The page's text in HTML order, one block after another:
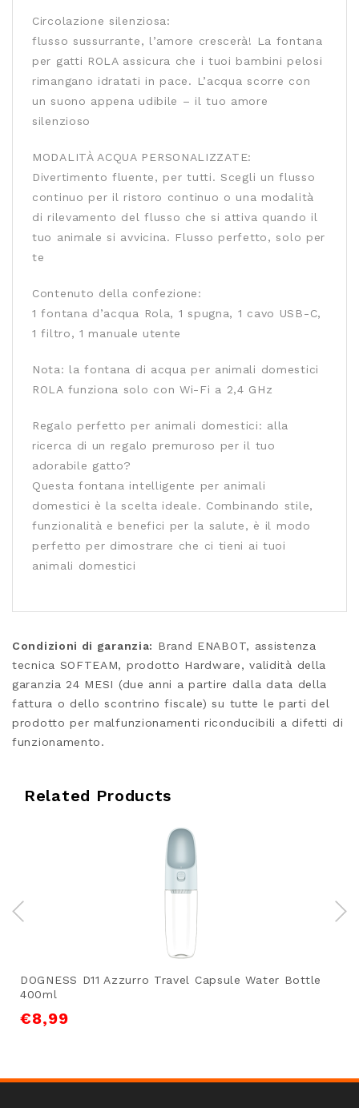
Circolazione silenziosa:
flusso sussurrante, l’amore crescerà! La fontana
per gatti ROLA assicura che i tuoi bambini pelosi
rimangano idratati in pace. L’acqua scorre con
un suono appena udibile – il tuo amore
silenzioso
MODALITÀ ACQUA PERSONALIZZATE:
Divertimento fluente, per tutti. Scegli un flusso
continuo per il ristoro continuo o una modalità
di rilevamento del flusso che si attiva quando il
tuo animale si avvicina. Flusso perfetto, solo per
te
Contenuto della confezione:
1 fontana d’acqua Rola, 1 spugna, 1 cavo USB-C,
1 filtro, 1 manuale utente
Nota: la fontana di acqua per animali domestici
ROLA funziona solo con Wi-Fi a 2,4 GHz
Regalo perfetto per animali domestici: alla
ricerca di un regalo premuroso per il tuo
adorabile gatto?
Questa fontana intelligente per animali
domestici è la scelta ideale. Combinando stile,
funzionalità e benefici per la salute, è il modo
perfetto per dimostrare che ci tieni ai tuoi
animali domestici
Condizioni di garanzia: Brand ENABOT, assistenza
tecnica SOFTEAM, prodotto Hardware, validità della
garanzia 24 MESI (due anni a partire dalla data della
fattura o dello scontrino fiscale) su tutte le parti del
prodotto per malfunzionamenti riconducibili a difetti di
funzionamento.
Related Products
DOGNESS D11 Azzurro Travel Capsule Water Bottle
400ml
€8,99